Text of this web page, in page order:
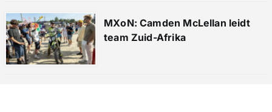
MXoN: Camden McLellan leidt
team Zuid-Afrika